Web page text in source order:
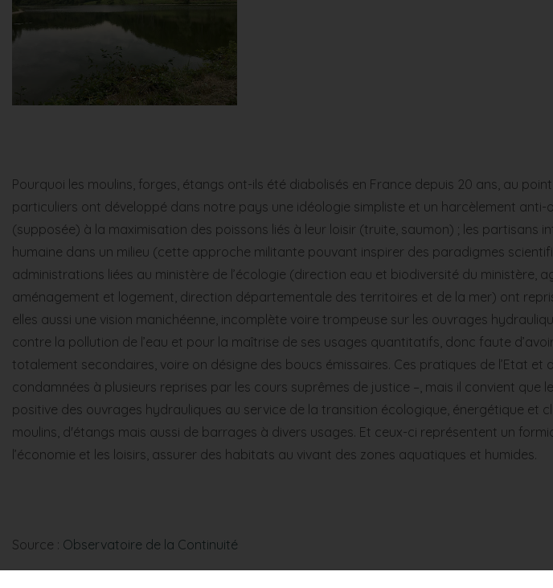
Pourquoi les moulins, forges, étangs ont-ils été diabolisés en France depuis 20 ans, au
particuliers ont développé dans notre pays une idéologie simpliste et un harcèlement
(supposée) à la maximisation des poissons liés à leur loisir (truite, saumon) ; les
humaine dans un milieu (cette approche militante pouvant inspirer des paradigmes
administrations liées au ministère de l’écologie (direction eau et biodiversité du ministère,
aménagement et logement, direction départementale des territoires et de la mer) ont
elles aussi une vision manichéenne, incomplète voire trompeuse sur les ouvrages
contre la pollution de l’eau et pour la maîtrise de ses usages quantitatifs, donc faute
totalement secondaires, voire on désigne des boucs émissaires. Ces pratiques de l’Etat
condamnées à plusieurs reprises par les cours suprêmes de justice –, mais il convient
positive des ouvrages hydrauliques au service de la transition écologique, énergétique et
moulins, d'étangs mais aussi de barrages à divers usages. Et ceux-ci représentent un
l’économie et les loisirs, assurer des habitats au vivant des zones aquatiques et humides.
Source : Observatoire de la Continuité